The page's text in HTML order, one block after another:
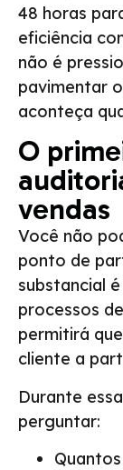
48 horas
eficiência
não é
pavimentar
aconteça
O
vendas
Você não
ponto de
substancial
processos
permitirá
cliente a
Durante
perguntar: